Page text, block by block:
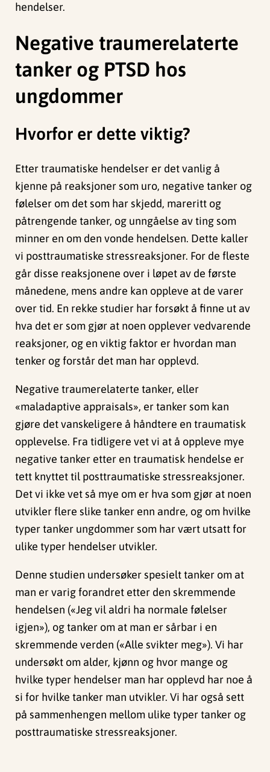
hendelser.
Negative traumerelaterte
tanker og PTSD hos
ungdommer
Hvorfor er dette viktig?
Etter traumatiske hendelser er det vanlig å
kjenne på reaksjoner som uro, negative tanker og
følelser om det som har skjedd, mareritt og
påtrengende tanker, og unngåelse av ting som
minner en om den vonde hendelsen. Dette kaller
vi posttraumatiske stressreaksjoner. For de fleste
går disse reaksjonene over i løpet av de første
månedene, mens andre kan oppleve at de varer
over tid. En rekke studier har forsøkt å finne ut av
hva det er som gjør at noen opplever vedvarende
reaksjoner, og en viktig faktor er hvordan man
tenker og forstår det man har opplevd.
Negative traumerelaterte tanker, eller
«maladaptive appraisals», er tanker som kan
gjøre det vanskeligere å håndtere en traumatisk
opplevelse. Fra tidligere vet vi at å oppleve mye
negative tanker etter en traumatisk hendelse er
tett knyttet til posttraumatiske stressreaksjoner.
Det vi ikke vet så mye om er hva som gjør at noen
utvikler flere slike tanker enn andre, og om hvilke
typer tanker ungdommer som har vært utsatt for
ulike typer hendelser utvikler.
Denne studien undersøker spesielt tanker om at
man er varig forandret etter den skremmende
hendelsen («Jeg vil aldri ha normale følelser
igjen»), og tanker om at man er sårbar i en
skremmende verden («Alle svikter meg»). Vi har
undersøkt om alder, kjønn og hvor mange og
hvilke typer hendelser man har opplevd har noe å
si for hvilke tanker man utvikler. Vi har også sett
på sammenhengen mellom ulike typer tanker og
posttraumatiske stressreaksjoner.